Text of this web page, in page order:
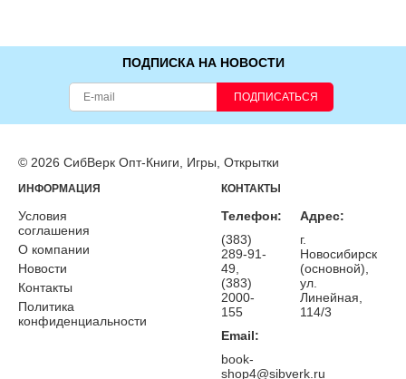
ПОДПИСКА НА НОВОСТИ
ПОДПИСАТЬСЯ
© 2026 СибВерк Опт-Книги, Игры, Открытки
ИНФОРМАЦИЯ
Условия
соглашения
О компании
Новости
Контакты
Политика
конфиденциальности
КОНТАКТЫ
Телефон:
(383)
289-91-
49,
(383)
2000-
155
Email:
book-
shop4@sibverk.ru
Адрес:
г.
Новосибирск
(основной),
ул.
Линейная,
114/3